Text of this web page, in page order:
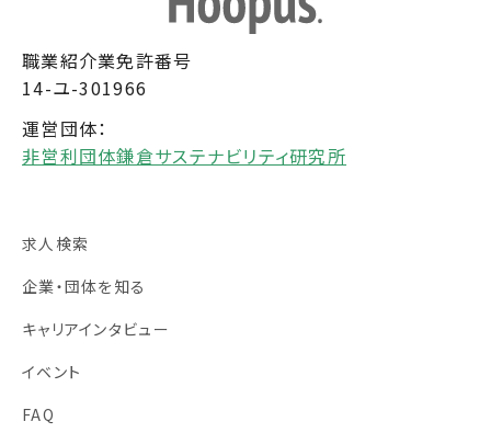
職業紹介業免許番号
14-ユ-301966
運営団体：
非営利団体鎌倉サステナビリティ研究所
求人検索
企業・団体を知る
キャリアインタビュー
イベント
FAQ